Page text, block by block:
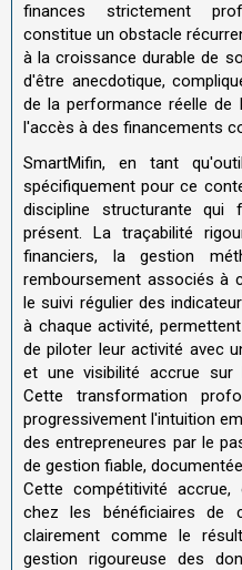
finances strictement
constitue un obstacle
à la croissance durable de
d'être anecdotique,
de la performance réelle de
l'accès à des financements
SmartMifin, en tant
spécifiquement pour ce
discipline structurante qui
présent. La traçabilité
financiers, la gestion
remboursement associés à
le suivi régulier des
à chaque activité,
de piloter leur activité avec
et une visibilité accrue sur
Cette transformation
progressivement l'intuition
des entrepreneures par le
de gestion fiable,
Cette compétitivité
chez les bénéficiaires de
clairement comme le
gestion rigoureuse des